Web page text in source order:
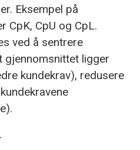
Eksempel på
CpK, CpU og CpL.
ved å sentrere
gjennomsnittet ligger
kundekrav), redusere
.